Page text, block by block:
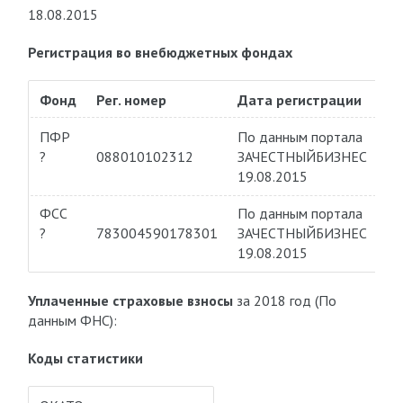
18.08.2015
Регистрация во внебюджетных фондах
Фонд Рег. номер Дата регистрации
ПФР
?
088010102312
По данным портала
ЗАЧЕСТНЫЙБИЗНЕС
19.08.2015
ФСС
?
783004590178301
По данным портала
ЗАЧЕСТНЫЙБИЗНЕС
19.08.2015
Уплаченные страховые взносыза 2018 год (По
данным ФНС):
Коды статистики